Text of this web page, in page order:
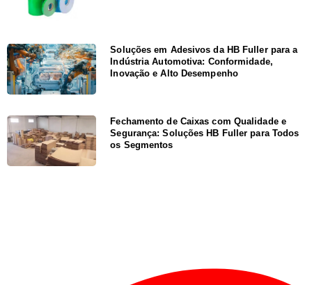
Soluções em Adesivos da HB Fuller para a
Indústria Automotiva: Conformidade,
Inovação e Alto Desempenho
Fechamento de Caixas com Qualidade e
Segurança: Soluções HB Fuller para Todos
os Segmentos